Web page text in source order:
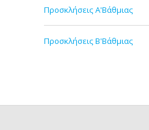
Προσκλήσεις Α'Βάθμιας
Προσκλήσεις Β'Βάθμιας